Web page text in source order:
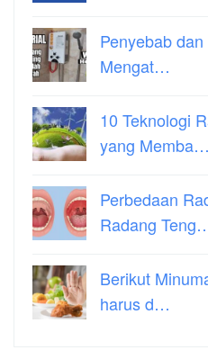
Penyebab
Mengat…
10 Teknologi
yang Memba…
Perbedaan
Radang
Berikut
harus d…